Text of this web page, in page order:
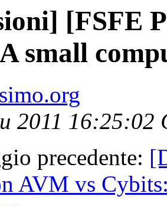
[FSFE
small
2011 16:25:02
precedente:
AVM vs